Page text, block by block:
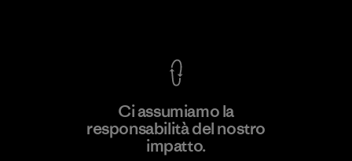
Scopri di più
Ci assumiamo la
responsabilità del nostro
impatto.